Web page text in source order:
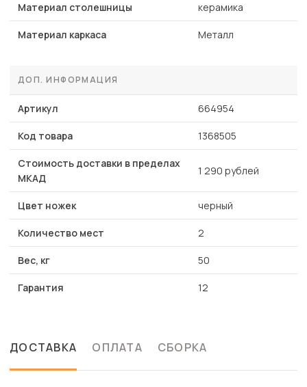
Материал столешницы керамика
Материал каркаса Металл
ДОП. ИНФОРМАЦИЯ
Артикул 664954
Код товара 1368505
Стоимость доставки в пределах
МКАД
1 290 рублей
Цвет ножек черный
Количество мест 2
Вес, кг 50
Гарантия 12
ДОСТАВКА ОПЛАТА СБОРКА